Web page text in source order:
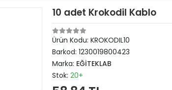
10 adet Krokodil Kablo
Ürün Kodu: KROKODIL10
Barkod: 1230019800423
Marka: EĞİTEKLAB
Stok: 20+